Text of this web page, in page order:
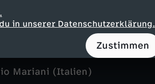
in unserer Datenschutzerklärung.
Zustimmen
(89. Emegha)
Mariani (Italien)